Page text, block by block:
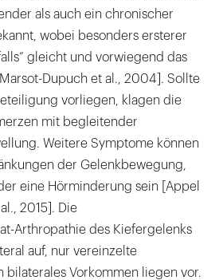
als auch ein chronischer
wobei besonders ersterer
gleicht und vorwiegend das
Dupuch et al., 2004]. Sollte
vorliegen, klagen die
mit begleitender
Weitere Symptome können
der Gelenkbewegung,
eine Hörminderung sein [Appel
2015]. Die
Arthropathie des Kiefergelenks
auf, nur vereinzelte
bilaterales Vorkommen liegen vor.